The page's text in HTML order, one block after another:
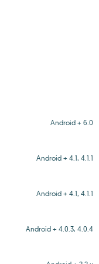
Android + 6.0
Android + 4.1, 4.1.1
Android + 4.1, 4.1.1
Android + 4.0.3, 4.0.4